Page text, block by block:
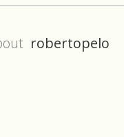
robertopelo